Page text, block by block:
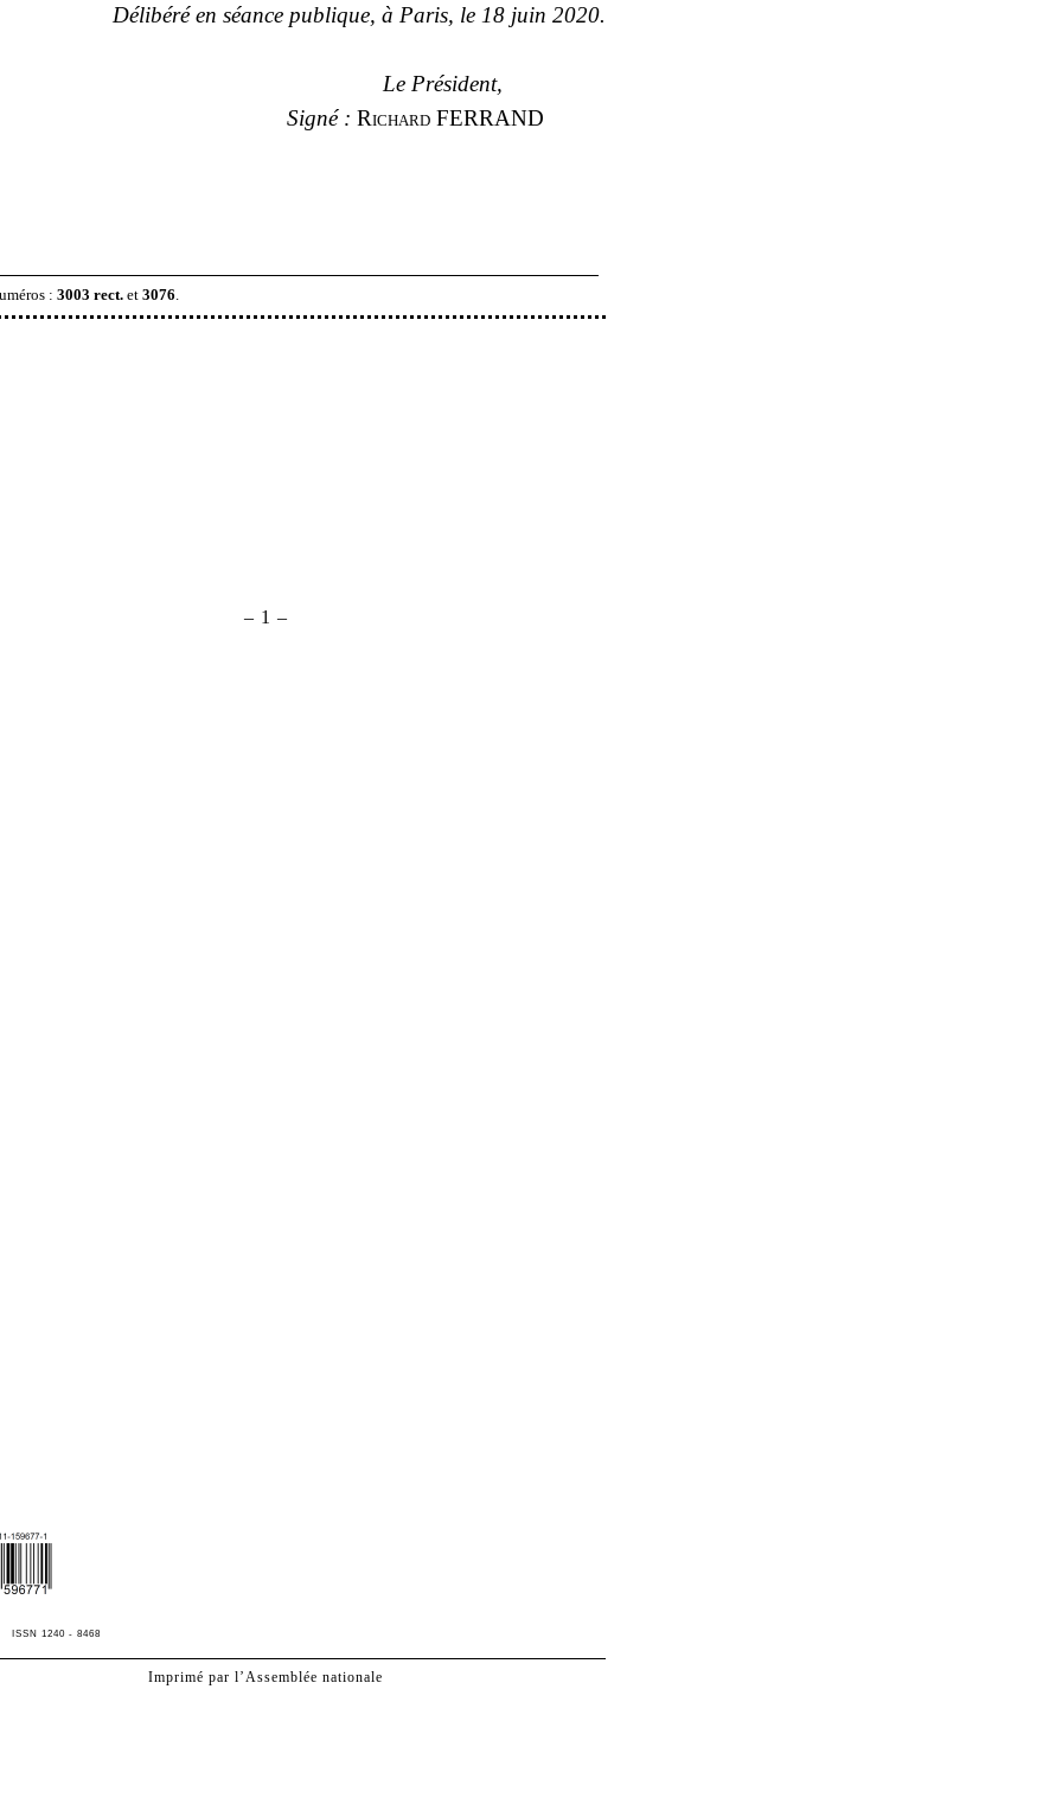
Délibéré en séance publique, à Paris, le 18 juin 2020.
Le Président,
Signé : Richard FERRAND
: 3003 rect. et 3076
– 1 –
ISSN 1240 ‑ 8468
Imprimé par l’Assemblée nationale